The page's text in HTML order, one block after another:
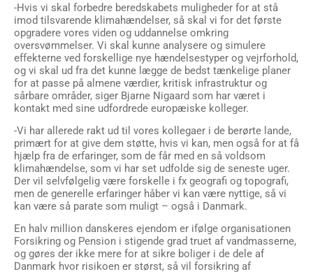
-Hvis vi skal forbedre beredskabets muligheder for at stå
imod tilsvarende klimahændelser, så skal vi for det første
opgradere vores viden og uddannelse omkring
oversvømmelser. Vi skal kunne analysere og simulere
effekterne ved forskellige nye hændelsestyper og vejrforhold,
og vi skal ud fra det kunne lægge de bedst tænkelige planer
for at passe på almene værdier, kritisk infrastruktur og
sårbare områder, siger Bjarne Nigaard som har været i
kontakt med sine udfordrede europæiske kolleger.
-Vi har allerede rakt ud til vores kollegaer i de berørte lande,
primært for at give dem støtte, hvis vi kan, men også for at få
hjælp fra de erfaringer, som de får med en så voldsom
klimahændelse, som vi har set udfolde sig de seneste uger.
Der vil selvfølgelig være forskelle i fx geografi og topografi,
men de generelle erfaringer håber vi kan være nyttige, så vi
kan være så parate som muligt – også i Danmark.
En halv million danskeres ejendom er ifølge organisationen
Forsikring og Pension i stigende grad truet af vandmasserne,
og gøres der ikke mere for at sikre boliger i de dele af
Danmark hvor risikoen er størst, så vil forsikring af